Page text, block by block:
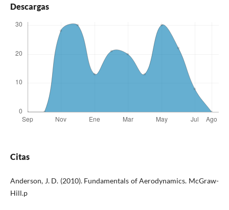
Descargas
Citas
Anderson, J. D. (2010). Fundamentals of Aerodynamics. McGraw-
Hill.p